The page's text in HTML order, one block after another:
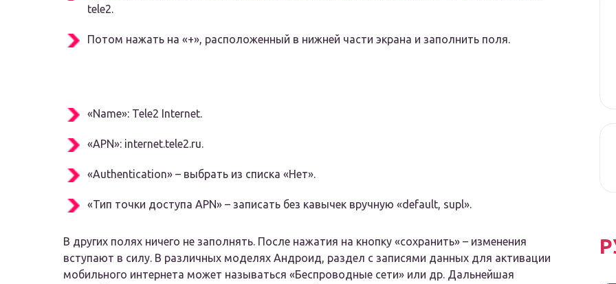
tele2.
Потом нажать на «+», расположенный в нижней части экрана и заполнить поля.
«Name»: Tele2 Internet.
«APN»: internet.tele2.ru.
«Authentication» – выбрать из списка «Нет».
«Тип точки доступа APN» – записать без кавычек вручную «default, supl».
В других полях ничего не заполнять. После нажатия на кнопку «сохранить» – изменения
вступают в силу. В различных моделях Андроид, раздел с записями данных для активации
мобильного интернета может называться «Беспроводные сети» или др. Дальнейшая